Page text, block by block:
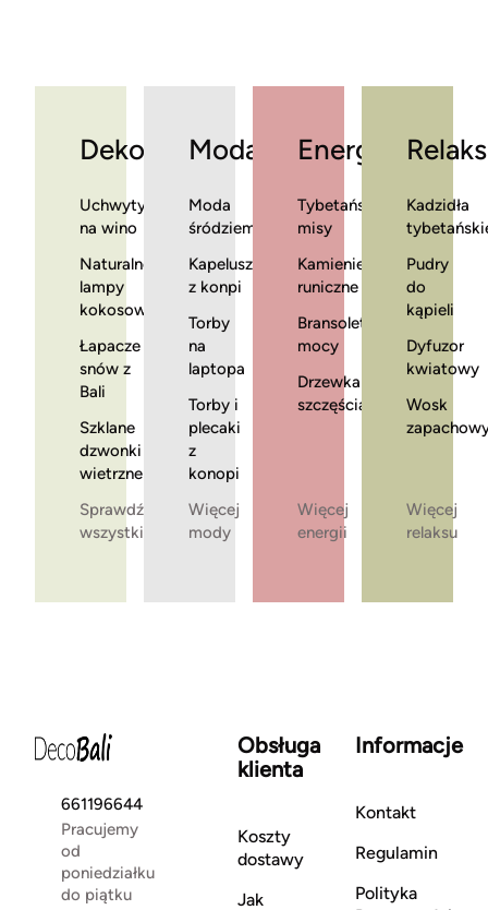
Dekoracje
Uchwyty
na wino
Naturalne
lampy
kokosowe
Łapacze
snów z
Bali
Szklane
dzwonki
wietrzne
Sprawdź
wszystkie
Moda
Moda
śródziemnomorska
Kapelusze
z konpi
Torby
na
laptopa
Torby i
plecaki
z
konopi
Więcej
mody
Energia
Tybetańskie
misy
Kamienie
runiczne
Bransoletki
mocy
Drzewka
szczęścia
Więcej
energii
Relaks
Kadzidła
Pudry
do
kąpieli
Dyfuzor
kwiatowy
Wosk
Więcej
relaksu
661196644
Pracujemy
od
poniedziałku
do piątku
Obsługa
klienta
Koszty
dostawy
Jak
Informacje
Kontakt
Regulamin
Polityka